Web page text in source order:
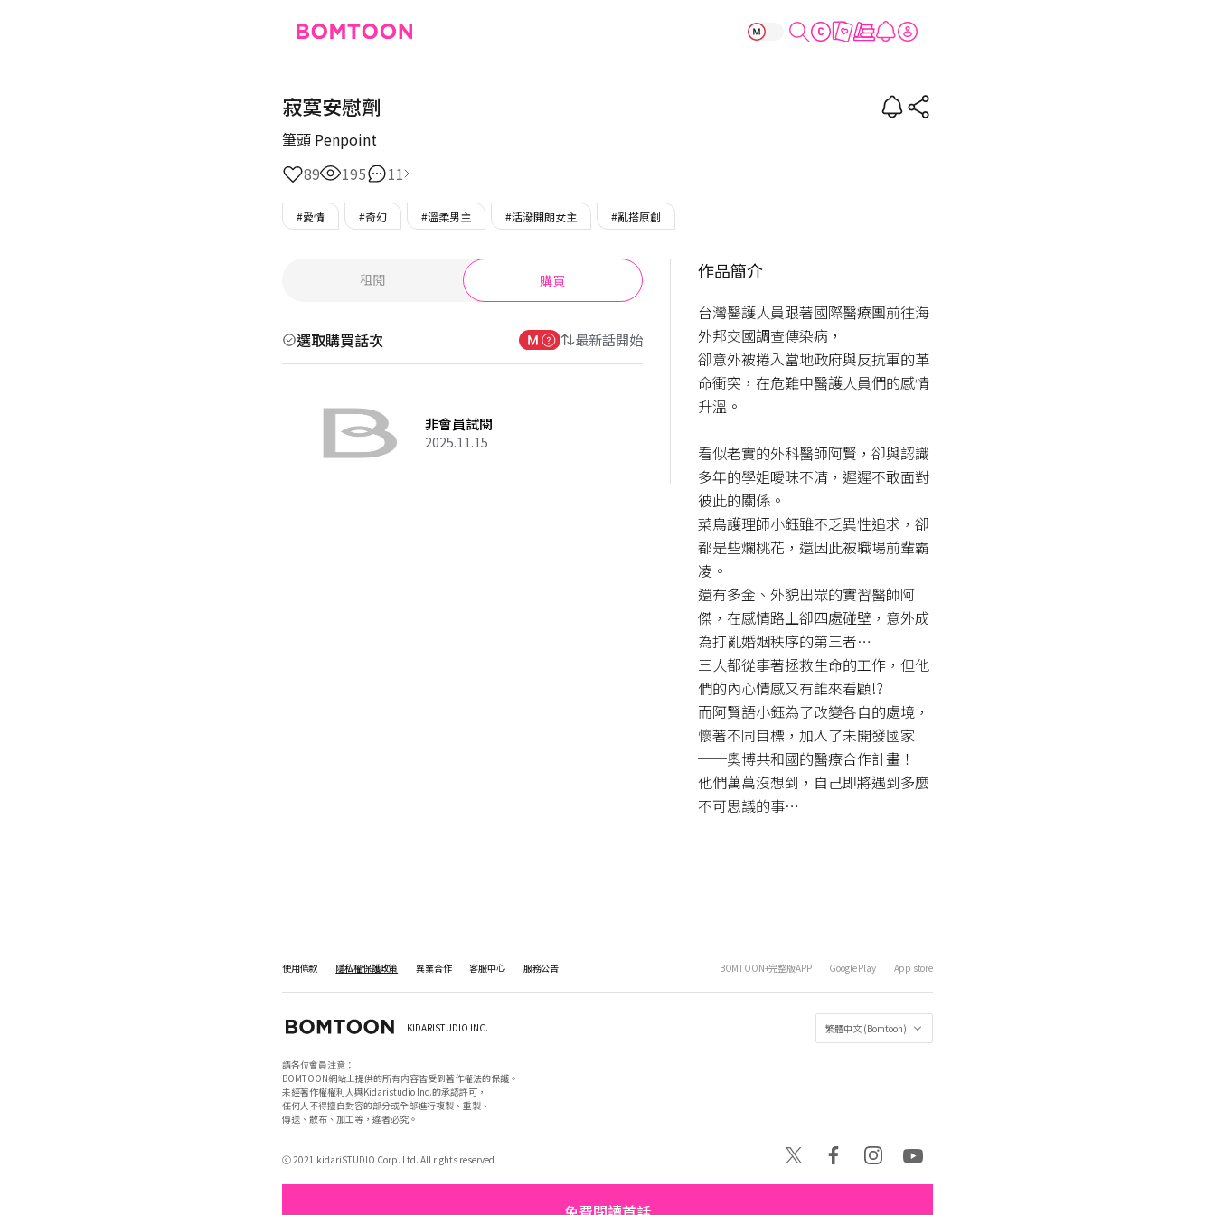
寂寞安慰劑
寂寞安慰劑
筆頭 Penpoint
89
195 11
#愛情 #奇幻 #溫柔男主 #活潑開朗女主 #亂搭原創
租閱 購買
選取購買話次 最新話開始
非會員試閱
2025.11.15
作品簡介
台灣醫護人員跟著國際醫療團前往海
外邦交國調查傳染病，
卻意外被捲入當地政府與反抗軍的革
命衝突，在危難中醫護人員們的感情
升溫。
看似老實的外科醫師阿賢，卻與認識
多年的學姐曖昧不清，遲遲不敢面對
彼此的關係。
菜鳥護理師小鈺雖不乏異性追求，卻
都是些爛桃花，還因此被職場前輩霸
凌。
還有多金、外貌出眾的實習醫師阿
傑，在感情路上卻四處碰壁，意外成
為打亂婚姻秩序的第三者…
三人都從事著拯救生命的工作，但他
們的內心情感又有誰來看顧!?
而阿賢語小鈺為了改變各自的處境，
懷著不同目標，加入了未開發國家
──奧博共和國的醫療合作計畫！
他們萬萬沒想到，自己即將遇到多麼
不可思議的事…
使用條款 隱私權保護政策 異業合作 客服中心 服務公告 BOMTOON+完整版APP Google Play App store
繁體中文 (Bomtoon)
KIDARISTUDIO INC.
請各位會員注意：
BOMTOON網站上提供的所有内容皆受到著作權法的保護。
未經著作權權利人與Kidaristudio Inc.的承認許可，
任何人不得擅自對容的部分或全部進行複製、重製、
傳送、散布、加工等，違者必究。
ⓒ 2021 kidariSTUDIO Corp. Ltd. All rights reserved